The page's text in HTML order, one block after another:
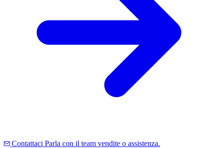
Contattaci Parla con il team vendite o assistenza.